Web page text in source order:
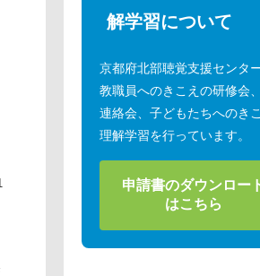
解学習について
京都府北部聴覚支援センタ
教職員へのきこえの研修会
連絡会、子どもたちへのき
理解学習を行っています。
申請書のダウンロー
はこちら